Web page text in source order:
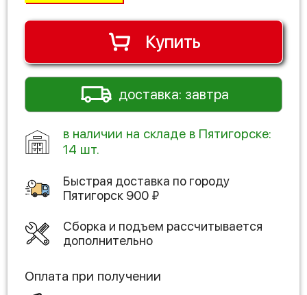
Купить
доставка: завтра
в наличии на складе в Пятигорске:
14 шт.
Быстрая доставка по городу
Пятигорск 900 ₽
Сборка и подъем рассчитывается
дополнительно
Оплата при получении